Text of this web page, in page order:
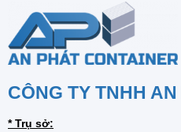
CÔNG TY TNHH
* Trụ sở: